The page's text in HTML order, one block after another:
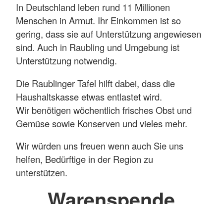
In Deutschland leben rund 11 Millionen
Menschen in Armut. Ihr Einkommen ist so
gering, dass sie auf Unterstützung angewiesen
sind. Auch in Raubling und Umgebung ist
Unterstützung notwendig.
Die Raublinger Tafel hilft dabei, dass die
Haushaltskasse etwas entlastet wird.
Wir benötigen wöchentlich frisches Obst und
Gemüse sowie Konserven und vieles mehr.
Wir würden uns freuen wenn auch Sie uns
helfen, Bedürftige in der Region zu
unterstützen.